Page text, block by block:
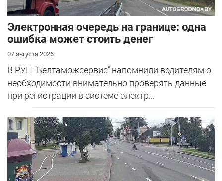
Электронная очередь на границе: одна
ошибка может стоить денег
07 августа 2026
В РУП "Белтаможсервис" напомнили водителям о
необходимости внимательно проверять данные
при регистрации в системе электр...